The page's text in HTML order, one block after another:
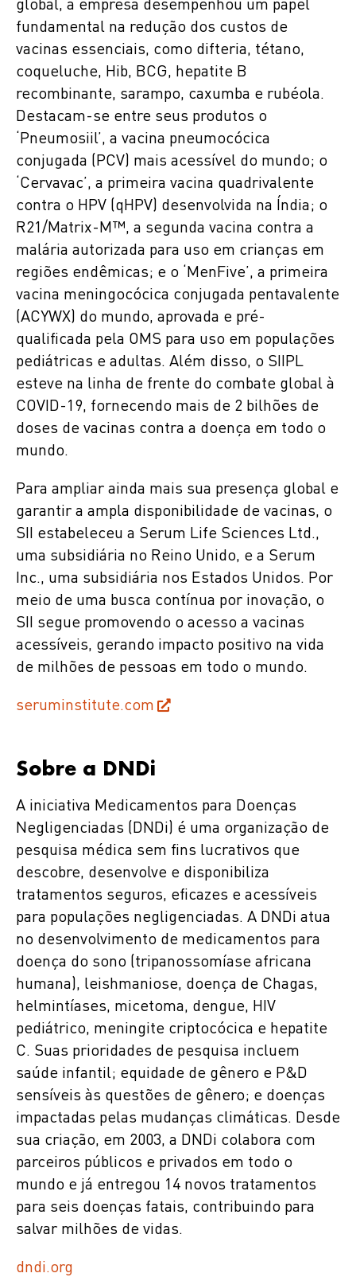
global, a empresa desempenhou um papel
fundamental na redução dos custos de
vacinas essenciais, como difteria, tétano,
coqueluche, Hib, BCG, hepatite B
recombinante, sarampo, caxumba e rubéola.
Destacam-se entre seus produtos o
‘Pneumosiil’, a vacina pneumocócica
conjugada (PCV) mais acessível do mundo; o
‘Cervavac’, a primeira vacina quadrivalente
contra o HPV (qHPV) desenvolvida na Índia; o
R21/Matrix-M™, a segunda vacina contra a
malária autorizada para uso em crianças em
regiões endêmicas; e o ‘MenFive’, a primeira
vacina meningocócica conjugada pentavalente
(ACYWX) do mundo, aprovada e pré-
qualificada pela OMS para uso em populações
pediátricas e adultas. Além disso, o SIIPL
esteve na linha de frente do combate global à
COVID-19, fornecendo mais de 2 bilhões de
doses de vacinas contra a doença em todo o
mundo.
Para ampliar ainda mais sua presença global e
garantir a ampla disponibilidade de vacinas, o
SII estabeleceu a Serum Life Sciences Ltd.,
uma subsidiária no Reino Unido, e a Serum
Inc., uma subsidiária nos Estados Unidos. Por
meio de uma busca contínua por inovação, o
SII segue promovendo o acesso a vacinas
acessíveis, gerando impacto positivo na vida
de milhões de pessoas em todo o mundo.
seruminstitute.com
Sobre a DNDi
A iniciativa Medicamentos para Doenças
Negligenciadas (DNDi) é uma organização de
pesquisa médica sem fins lucrativos que
descobre, desenvolve e disponibiliza
tratamentos seguros, eficazes e acessíveis
para populações negligenciadas. A DNDi atua
no desenvolvimento de medicamentos para
doença do sono (tripanossomíase africana
humana), leishmaniose, doença de Chagas,
helmintíases, micetoma, dengue, HIV
pediátrico, meningite criptocócica e hepatite
C. Suas prioridades de pesquisa incluem
saúde infantil; equidade de gênero e P&D
sensíveis às questões de gênero; e doenças
impactadas pelas mudanças climáticas. Desde
sua criação, em 2003, a DNDi colabora com
parceiros públicos e privados em todo o
mundo e já entregou 14 novos tratamentos
para seis doenças fatais, contribuindo para
salvar milhões de vidas.
dndi.org